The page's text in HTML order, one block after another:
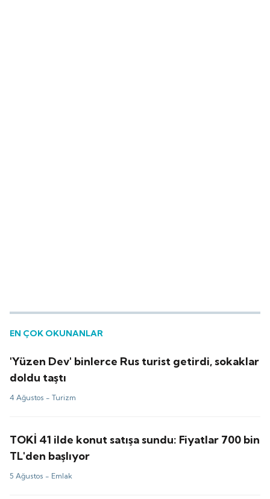
EN ÇOK OKUNANLAR
'Yüzen Dev' binlerce Rus turist getirdi, sokaklar
doldu taştı
4 Ağustos -Turizm
TOKİ 41 ilde konut satışa sundu: Fiyatlar 700 bin
TL'den başlıyor
5 Ağustos - Emlak